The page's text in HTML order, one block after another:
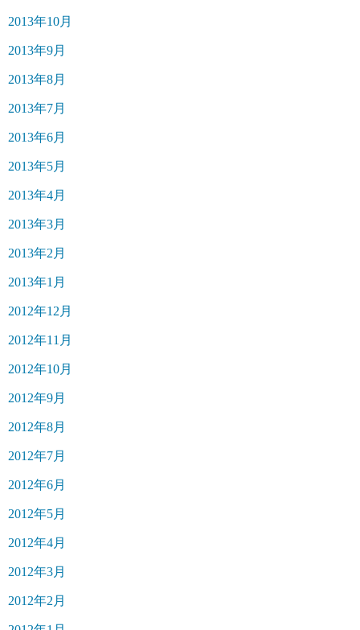
2013年10月
2013年9月
2013年8月
2013年7月
2013年6月
2013年5月
2013年4月
2013年3月
2013年2月
2013年1月
2012年12月
2012年11月
2012年10月
2012年9月
2012年8月
2012年7月
2012年6月
2012年5月
2012年4月
2012年3月
2012年2月